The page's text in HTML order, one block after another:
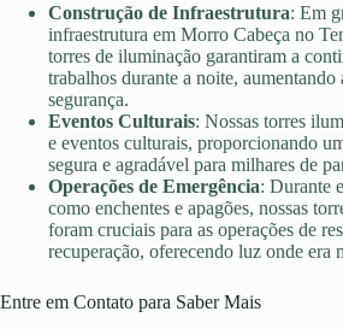
Construção de Infraestrutura: Em
infraestrutura em Morro Cabeça no
torres de iluminação garantiram a
trabalhos durante a noite,
segurança.
Eventos Culturais: Nossas torres
e eventos culturais, proporcionando
segura e agradável para milhares de
Operações de Emergência: Durante
como enchentes e apagões, nossas
foram cruciais para as operações de
recuperação, oferecendo luz onde era
Entre em Contato para Saber Mais